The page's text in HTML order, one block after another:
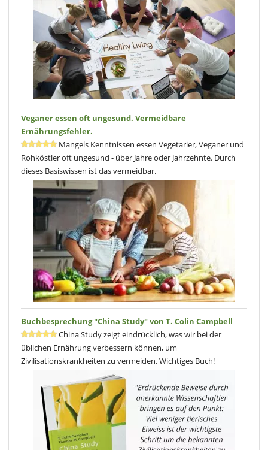
Veganer essen oft ungesund. Vermeidbare
Ernährungsfehler.
Mangels Kenntnissen essen Vegetarier, Veganer und
Rohköstler oft ungesund - über Jahre oder Jahrzehnte. Durch
dieses Basiswissen ist das vermeidbar.
Buchbesprechung "China Study" von T. Colin Campbell
China Study zeigt eindrücklich, was wir bei der
üblichen Ernährung verbessern können, um
Zivilisationskrankheiten zu vermeiden. Wichtiges Buch!